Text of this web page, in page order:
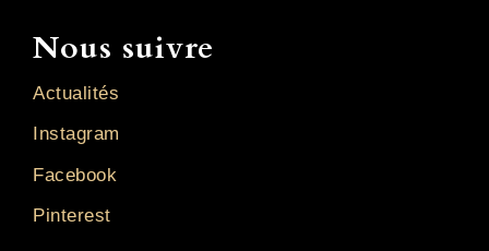
Nous suivre
Actualités
Instagram
Facebook
Pinterest